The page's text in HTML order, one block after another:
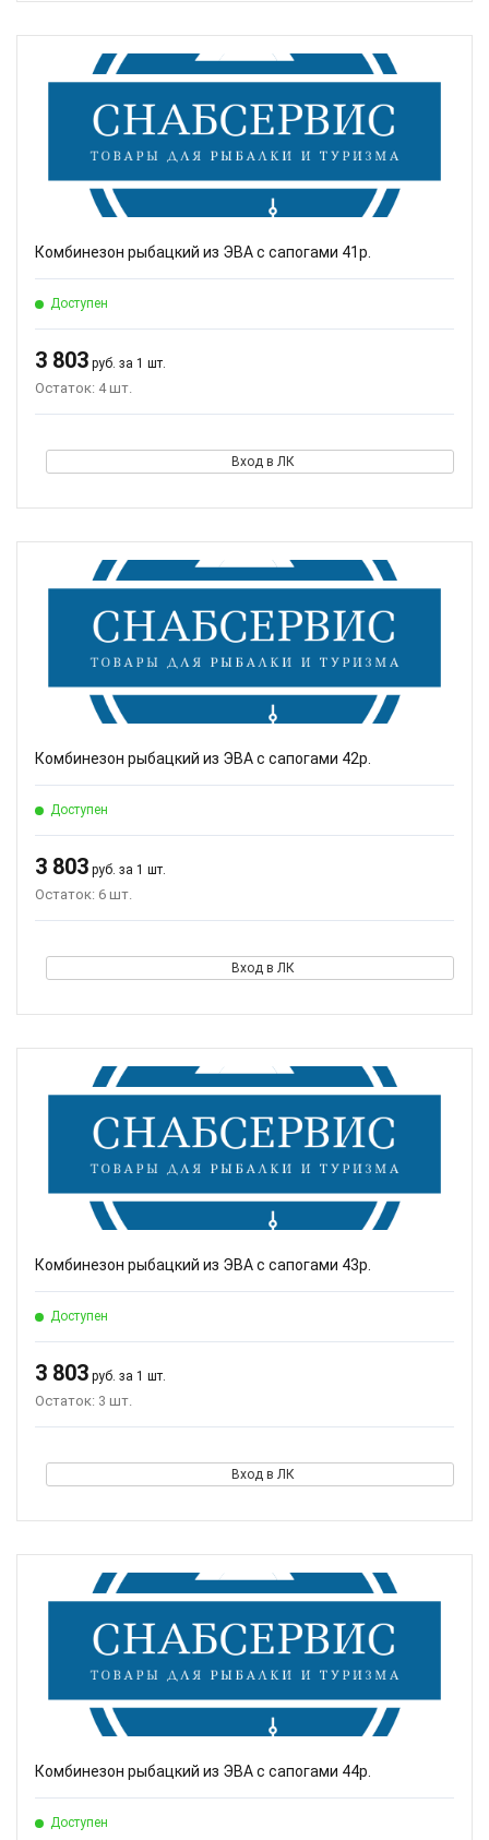
Комбинезон рыбацкий из ЭВА с сапогами 41р.
Доступен
3 803 руб. за 1 шт.
Остаток: 4 шт.
Вход в ЛК
Комбинезон рыбацкий из ЭВА с сапогами 42р.
Доступен
3 803 руб. за 1 шт.
Остаток: 6 шт.
Вход в ЛК
Комбинезон рыбацкий из ЭВА с сапогами 43р.
Доступен
3 803 руб. за 1 шт.
Остаток: 3 шт.
Вход в ЛК
Комбинезон рыбацкий из ЭВА с сапогами 44р.
Доступен